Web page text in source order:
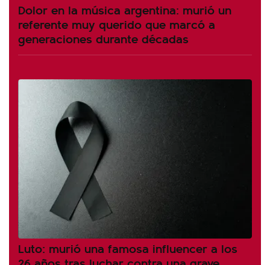
Dolor en la música argentina: murió un
referente muy querido que marcó a
generaciones durante décadas
Luto: murió una famosa influencer a los